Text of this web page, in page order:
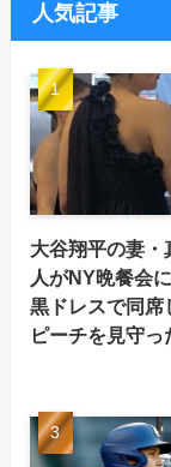
人気記事
大谷翔平の妻・
人がNY晩餐会
黒ドレスで同席
ピーチを見守っ